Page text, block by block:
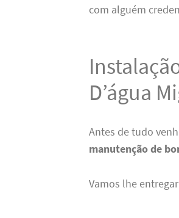
com alguém
D’água
Antes de tudo
manutenção de
Vamos lhe